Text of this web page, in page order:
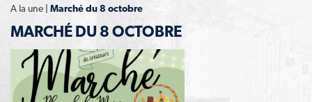
A la une Marché du 8 octobre
MARCHÉ DU 8 OCTOBRE